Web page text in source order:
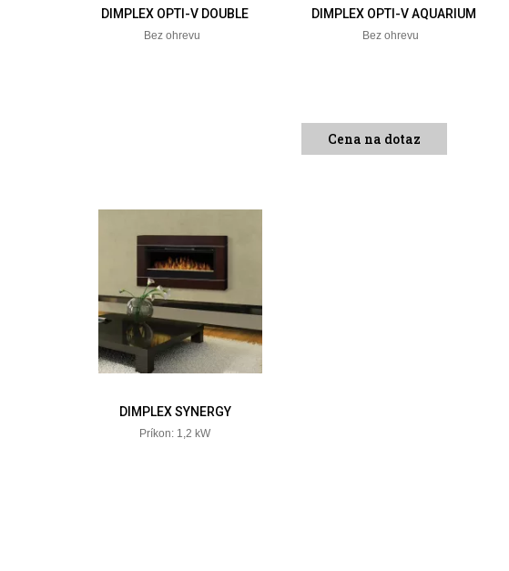
DIMPLEX OPTI-V DOUBLE
Bez ohrevu
DIMPLEX OPTI-V AQUARIUM
Bez ohrevu
Cena na dotaz
DIMPLEX SYNERGY
Príkon: 1,2 kW